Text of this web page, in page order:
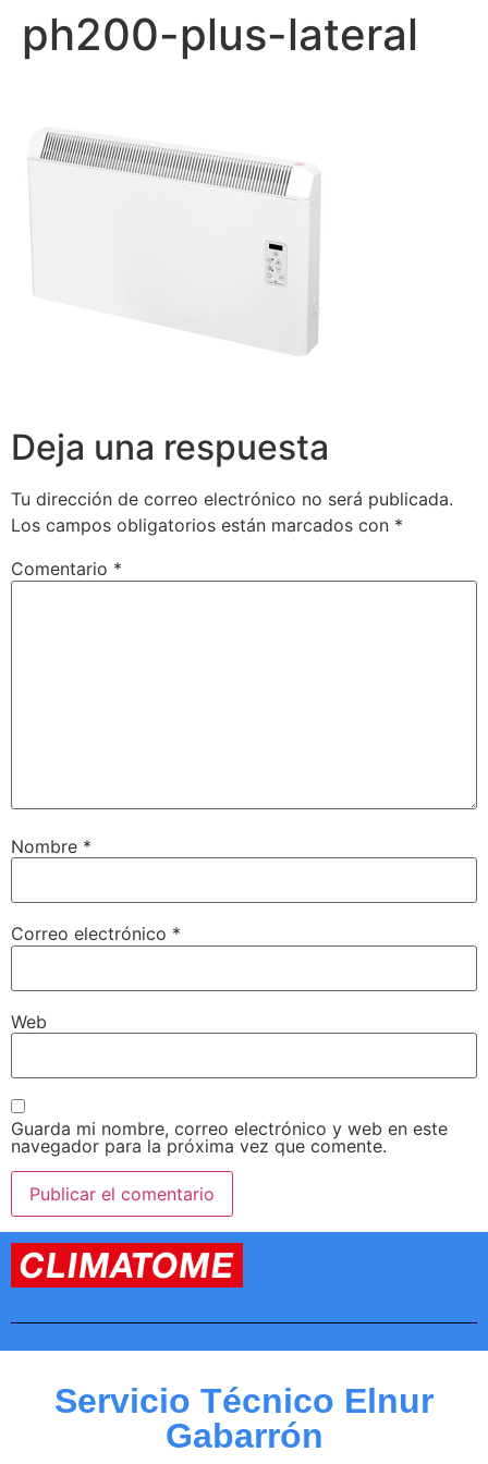
ph200-plus-lateral
Deja una respuesta
Tu dirección de correo electrónico no será publicada.
Los campos obligatorios están marcados con *
Comentario *
Nombre *
Correo electrónico *
Web
Guarda mi nombre, correo electrónico y web en este
navegador para la próxima vez que comente.
Servicio Técnico Elnur
Gabarrón